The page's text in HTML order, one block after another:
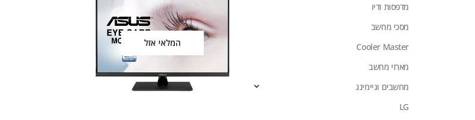
המלאי אזל
מדפסות ודיו
מסכי מחשב
Cooler Master
מארזי מחשב
מחשבים וגיימינג
LG